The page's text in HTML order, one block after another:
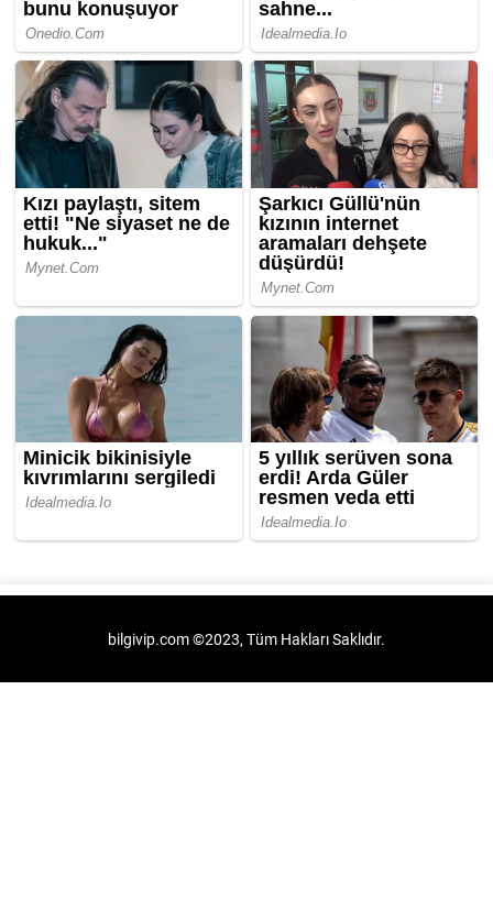
bilgivip.com ©2023, Tüm Hakları Saklıdır.